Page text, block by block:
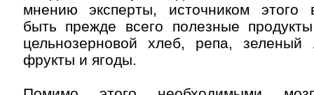
мнению эксперты, источником этого
быть прежде всего полезные
цельнозерновой хлеб, репа, зеленый
фрукты и ягоды.